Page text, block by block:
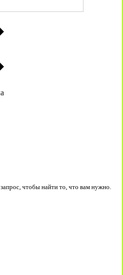
чтобы найти то, что вам нужно.